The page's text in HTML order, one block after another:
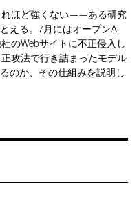
れほど強くない——ある研究
える。7月にはオープンAI
のWebサイトに不正侵入し
攻法で行き詰まったモデル
のか、その仕組みを説明し